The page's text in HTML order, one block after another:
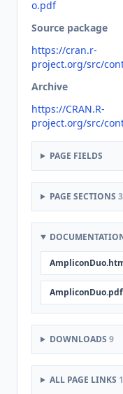
o.pdf
Source package
https://cran.r-
project.org/src/
Archive
https://CRAN.R-
project.org/src/
PAGE FIELDS
PAGE SECTIONS 3
AmpliconDuo.pdf
DOWNLOADS 9
ALL PAGE LINKS